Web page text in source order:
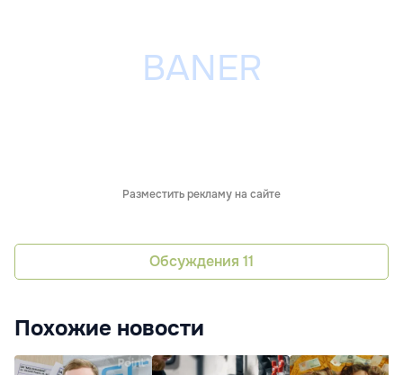
Разместить рекламу на сайте
Обсуждения 11
Похожие новости